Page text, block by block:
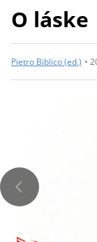
O láske
Pietro Biblico (ed.) •